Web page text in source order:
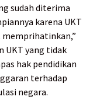
sudah diterima
karena UKT
UKT yang tidak
hak pendidikan
terhadap
negara.